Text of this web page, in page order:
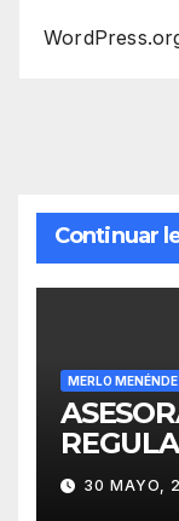
Continuar
MERLO
30 MAYO,